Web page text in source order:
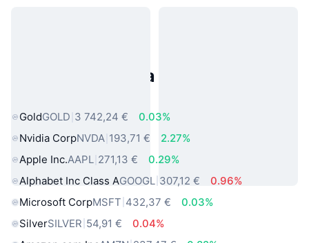
Populárne aktíva z reálneho
GoldGOLD 3 742,24 €
0.03%
Nvidia CorpNVDA 193,71 €
2.27%
Apple Inc.AAPL 271,13 €
0.29%
Alphabet Inc Class AGOOGL 307,12 €
0.96%
Microsoft CorpMSFT 432,37 €
0.03%
SilverSILVER 54,91 €
0.04%